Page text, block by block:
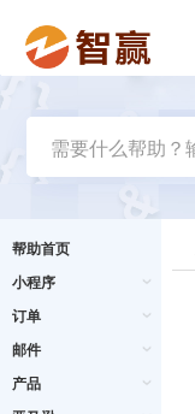
帮助首页
小程序
订单
邮件
产品